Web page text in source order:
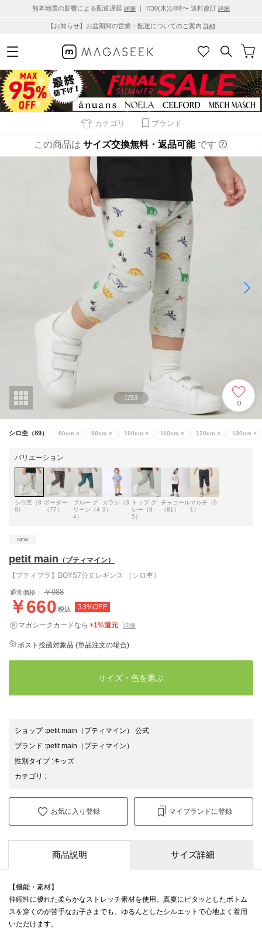
熊本地震の影響による配送遅延 詳細 ｜ 7/30(木)14時〜 送料改訂 詳細
【お知らせ】お盆期間の営業・配送についてのご案内 詳細
カテゴリ ブランド
この商品は サイズ交換無料・返品可能 です
1 /33
0
シロ杢（89） 80cm × 90cm × 100cm × 110cm × 120cm × 130cm ×
バリエーション
シロ杢（8
9）
ボーダー
（77）
ブルー グ
リーン（4
4）
カラシ（3
3）
トップ グ
レー（8
5）
チャコール
（81）
マルチ（9
1）
petit main （プティマイン）
【プティプラ】BOYS7分丈レギンス （シロ杢）
通常価格： ￥988
￥660 税込 33%OFF
マガシークカードなら +1%還元 詳細
ポスト投函対象品 (単品注文の場合)
サイズ・色を選ぶ
ショップ:petit main（プティマイン） 公式
ブランド :petit main （プティマイン）
性別タイプ:キッズ
カテゴリ :
お気に入り登録 マイブランドに登録
商品説明 サイズ詳細
【機能・素材】
伸縮性に優れた柔らかなストレッチ素材を使用。真夏にピタッとしたボトム
スを穿くのが苦手なお子さまでも、ゆるんとしたシルエットで心地よく着用
いただけます。